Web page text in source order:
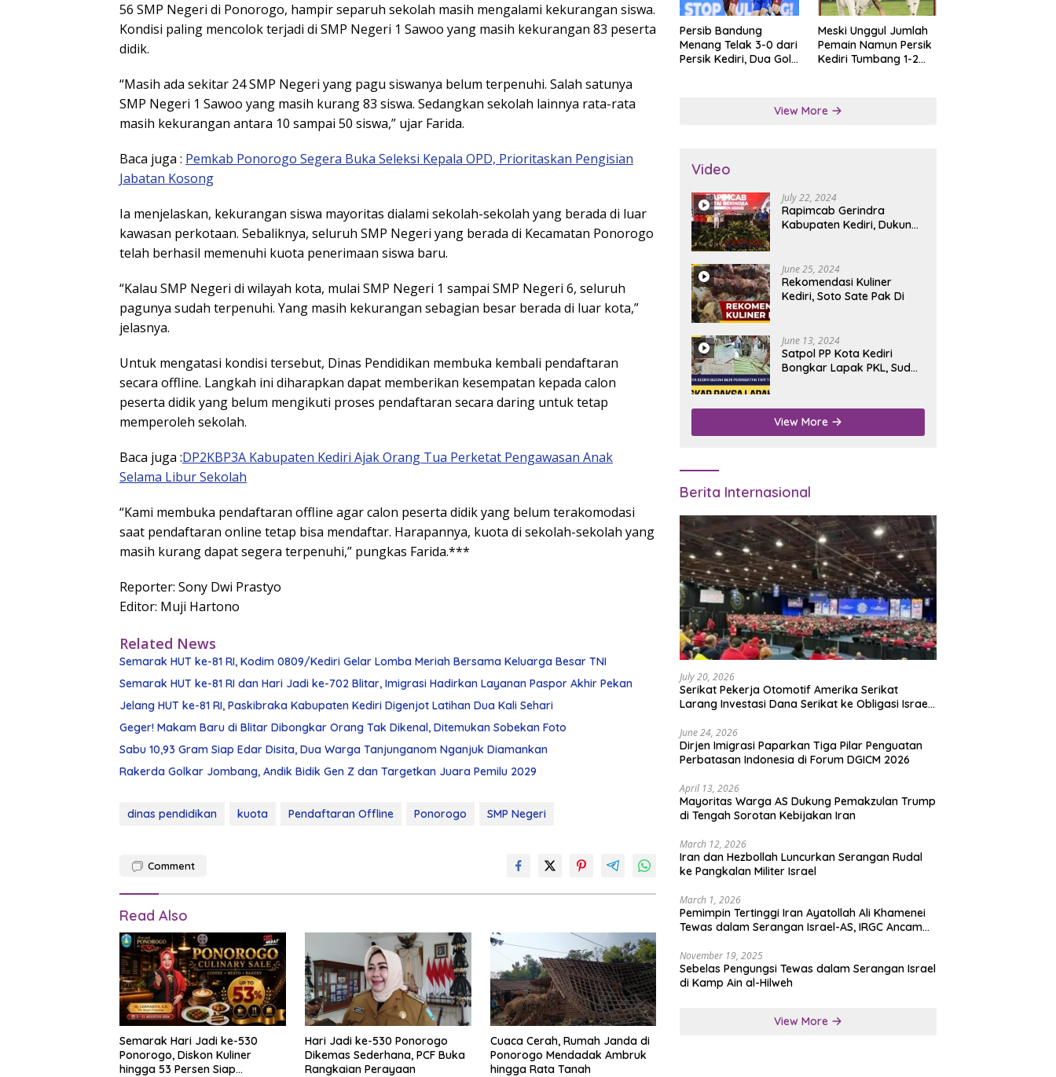
56 SMP Negeri di Ponorogo, hampir separuh sekolah masih mengalami kekurangan siswa.
Kondisi paling mencolok terjadi di SMP Negeri 1 Sawoo yang masih kekurangan 83 peserta
didik.
“Masih ada sekitar 24 SMP Negeri yang pagu siswanya belum terpenuhi. Salah satunya
SMP Negeri 1 Sawoo yang masih kurang 83 siswa. Sedangkan sekolah lainnya rata-rata
masih kekurangan antara 10 sampai 50 siswa,” ujar Farida.
Baca juga : Pemkab Ponorogo Segera Buka Seleksi Kepala OPD, Prioritaskan Pengisian
Jabatan Kosong
Ia menjelaskan, kekurangan siswa mayoritas dialami sekolah-sekolah yang berada di luar
kawasan perkotaan. Sebaliknya, seluruh SMP Negeri yang berada di Kecamatan Ponorogo
telah berhasil memenuhi kuota penerimaan siswa baru.
“Kalau SMP Negeri di wilayah kota, mulai SMP Negeri 1 sampai SMP Negeri 6, seluruh
pagunya sudah terpenuhi. Yang masih kekurangan sebagian besar berada di luar kota,”
jelasnya.
Untuk mengatasi kondisi tersebut, Dinas Pendidikan membuka kembali pendaftaran
secara offline. Langkah ini diharapkan dapat memberikan kesempatan kepada calon
peserta didik yang belum mengikuti proses pendaftaran secara daring untuk tetap
memperoleh sekolah.
Baca juga :DP2KBP3A Kabupaten Kediri Ajak Orang Tua Perketat Pengawasan Anak
Selama Libur Sekolah
“Kami membuka pendaftaran offline agar calon peserta didik yang belum terakomodasi
saat pendaftaran online tetap bisa mendaftar. Harapannya, kuota di sekolah-sekolah yang
masih kurang dapat segera terpenuhi,” pungkas Farida.***
Reporter: Sony Dwi Prastyo
Editor: Muji Hartono
Related News
Semarak HUT ke-81 RI, Kodim 0809/Kediri Gelar Lomba Meriah Bersama Keluarga Besar TNI
Semarak HUT ke-81 RI dan Hari Jadi ke-702 Blitar, Imigrasi Hadirkan Layanan Paspor Akhir Pekan
Jelang HUT ke-81 RI, Paskibraka Kabupaten Kediri Digenjot Latihan Dua Kali Sehari
Geger! Makam Baru di Blitar Dibongkar Orang Tak Dikenal, Ditemukan Sobekan Foto
Sabu 10,93 Gram Siap Edar Disita, Dua Warga Tanjunganom Nganjuk Diamankan
Rakerda Golkar Jombang, Andik Bidik Gen Z dan Targetkan Juara Pemilu 2029
dinas pendidikan kuota Pendaftaran Offline Ponorogo SMP Negeri
Comment
Read Also
Semarak Hari Jadi ke-530
Ponorogo, Diskon Kuliner
hingga 53 Persen Siap
Hari Jadi ke-530 Ponorogo
Dikemas Sederhana, PCF Buka
Rangkaian Perayaan
Cuaca Cerah, Rumah Janda di
Ponorogo Mendadak Ambruk
hingga Rata Tanah
Persib Bandung
Menang Telak 3-0 dari
Persik Kediri, Dua Gol
Meski Unggul Jumlah
Pemain Namun Persik
Kediri Tumbang 1-2
View More
Video
July 22, 2024
Rapimcab Gerindra
Kabupaten Kediri, Dukung
June 25, 2024
Rekomendasi Kuliner
Kediri, Soto Sate Pak Di
June 13, 2024
Satpol PP Kota Kediri
Bongkar Lapak PKL, Sudah
View More
Berita Internasional
July 20, 2026
Serikat Pekerja Otomotif Amerika Serikat
Larang Investasi Dana Serikat ke Obligasi Israel,
June 24, 2026
Dirjen Imigrasi Paparkan Tiga Pilar Penguatan
Perbatasan Indonesia di Forum DGICM 2026
April 13, 2026
Mayoritas Warga AS Dukung Pemakzulan Trump
di Tengah Sorotan Kebijakan Iran
March 12, 2026
Iran dan Hezbollah Luncurkan Serangan Rudal
ke Pangkalan Militer Israel
March 1, 2026
Pemimpin Tertinggi Iran Ayatollah Ali Khamenei
Tewas dalam Serangan Israel-AS, IRGC Ancam
November 19, 2025
Sebelas Pengungsi Tewas dalam Serangan Israel
di Kamp Ain al-Hilweh
View More